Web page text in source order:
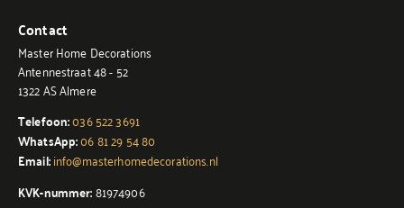
Contact
Master Home Decorations
Antennestraat 48 - 52
1322 AS Almere
Telefoon:036 522 3691
WhatsApp:06 81 29 54 80
Email:info@masterhomedecorations.nl
KVK-nummer:81974906